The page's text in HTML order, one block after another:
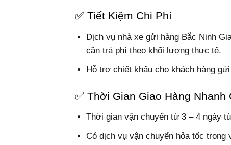
✅ Tiết Kiệm Chi Phí
Dịch vụ nhà xe gửi hàng Bắc Ninh
cần trả phí theo khối lượng thực tế.
Hỗ trợ chiết khấu cho khách hàng
✅ Thời Gian Giao Hàng Nhanh
Thời gian vận chuyển từ 3 – 4 ngày
Có dịch vụ vận chuyển hỏa tốc trong